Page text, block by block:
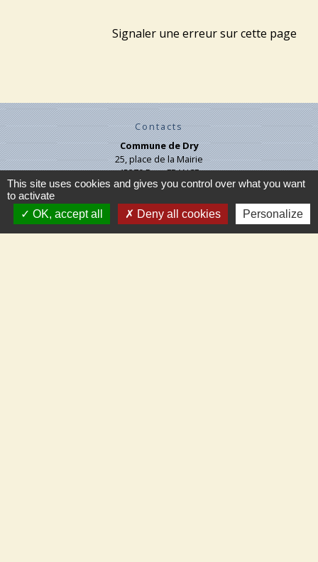
Signaler une erreur sur cette page
Contacts
Commune de Dry
25, place de la Mairie
45370 Dry - FRANCE
+33 2 38 45 71 07
Contact par formulaire
This site uses cookies and gives you control over what you want
to activate
OK, accept all
Deny all cookies Personalize